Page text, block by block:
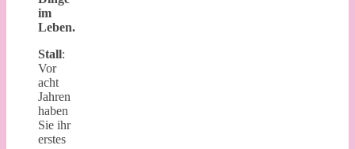
im
Leben.
Stall:
Vor
acht
Jahren
haben
Sie ihr
erstes